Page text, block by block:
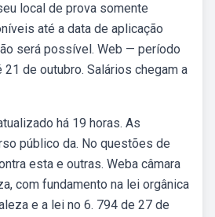
local de prova somente
até a data de aplicação
será possível. Web — período
de outubro. Salários chegam a
há 19 horas. As
público da. No questões de
esta e outras. Weba câmara
com fundamento na lei orgânica
e a lei no 6. 794 de 27 de